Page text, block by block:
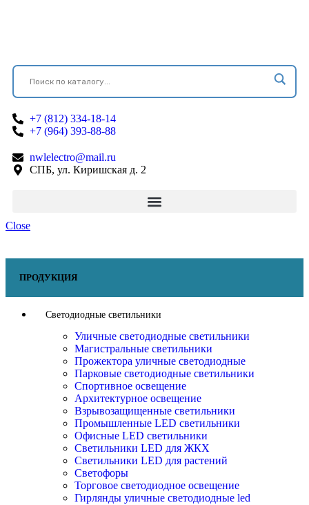
+7 (812) 334-18-14
+7 (964) 393-88-88
nwlelectro@mail.ru
СПБ, ул. Киришская д. 2
Close
ПРОДУКЦИЯ
Светодиодные светильники
Уличные светодиодные светильники
Магистральные светильники
Прожектора уличные светодиодные
Парковые светодиодные светильники
Спортивное освещение
Архитектурное освещение
Взрывозащищенные светильники
Промышленные LED светильники
Офисные LED светильники
Cветильники LED для ЖКХ
Светильники LED для растений
Светофоры
Торговое светодиодное освещение
Гирлянды уличные светодиодные led